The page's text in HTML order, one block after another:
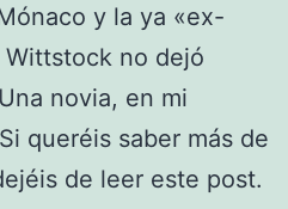
y la ya «ex-
Wittstock no dejó
novia, en mi
queréis saber más de
de leer este post.